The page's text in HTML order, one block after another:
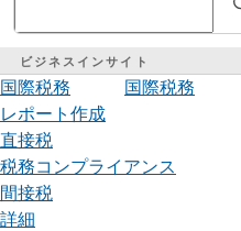
ビジネスインサイト
国際税務
国際税務
レポート作成
直接税
税務コンプライアンス
間接税
詳細